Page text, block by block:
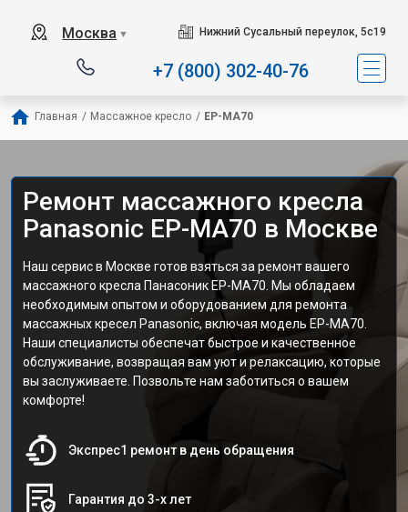
Москва ▼ Нижний Сусальный переулок, 5с19
+7 (800) 302-40-76
Главная / Массажное кресло / EP-MA70
Ремонт массажного кресла
Panasonic EP-MA70 в Москве
Наш сервис в Москве готов взяться за ремонт вашего
массажного кресла Панасоник EP-MA70. Мы обладаем
необходимым опытом и оборудованием для ремонта
массажных кресел Panasonic, включая модель EP-MA70.
Наши специалисты обеспечат быстрое и качественное
обслуживание, возвращая вам уют и релаксацию, которые
вы заслуживаете. Позвольте нам заботиться о вашем
комфорте!
Экспрес1 ремонт в день обращения
Гарантия до 3-х лет